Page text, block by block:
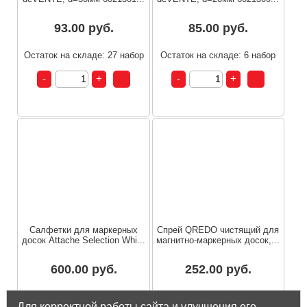
93.00 руб.
Остаток на складе: 27 набор
85.00 руб.
Остаток на складе: 6 набор
Салфетки для маркерных
досок Attache Selection Whi...
600.00 руб.
Спрей QREDO чистящий для
магнитно-маркерных досок,...
252.00 руб.